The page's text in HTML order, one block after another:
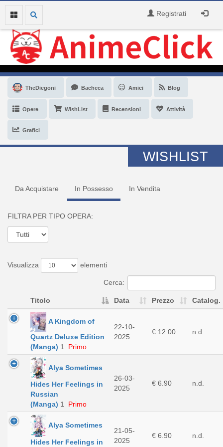
Registrati
TheDiegoni Bacheca Amici Blog
Opere WishList Recensioni Attività
Grafici
WISHLIST
Da Acquistare In Possesso In Vendita
FILTRA PER TIPO OPERA:
Visualizza elementi
Cerca:
Titolo Data Prezzo Catalog.
A Kingdom of
Quartz Deluxe Edition
(Manga) 1 Primo
22-10-
2025
€ 12.00 n.d.
Alya Sometimes
Hides Her Feelings in
Russian
(Manga) 1 Primo
26-03-
2025
€ 6.90 n.d.
Alya Sometimes
Hides Her Feelings in
21-05-
2025
€ 6.90 n.d.